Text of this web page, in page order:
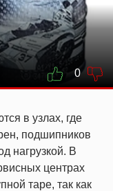
0
в узлах, где
подшипников
нагрузкой. В
центрах
таре, так как